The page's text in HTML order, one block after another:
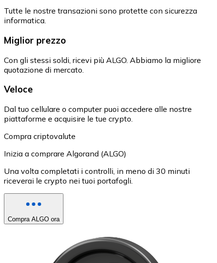
Tutte le nostre transazioni sono protette con sicurezza
informatica.
Miglior prezzo
Con gli stessi soldi, ricevi più ALGO. Abbiamo la migliore
quotazione di mercato.
Veloce
Dal tuo cellulare o computer puoi accedere alle nostre
piattaforme e acquisire le tue crypto.
Compra criptovalute
Inizia a comprare Algorand (ALGO)
Una volta completati i controlli, in meno di 30 minuti
riceverai le crypto nei tuoi portafogli.
Compra ALGO ora